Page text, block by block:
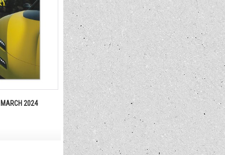
2024 duPontREGISTRY MAY 2024 No.468
1,650円 (税込)
No.473
1,650円
(税込)